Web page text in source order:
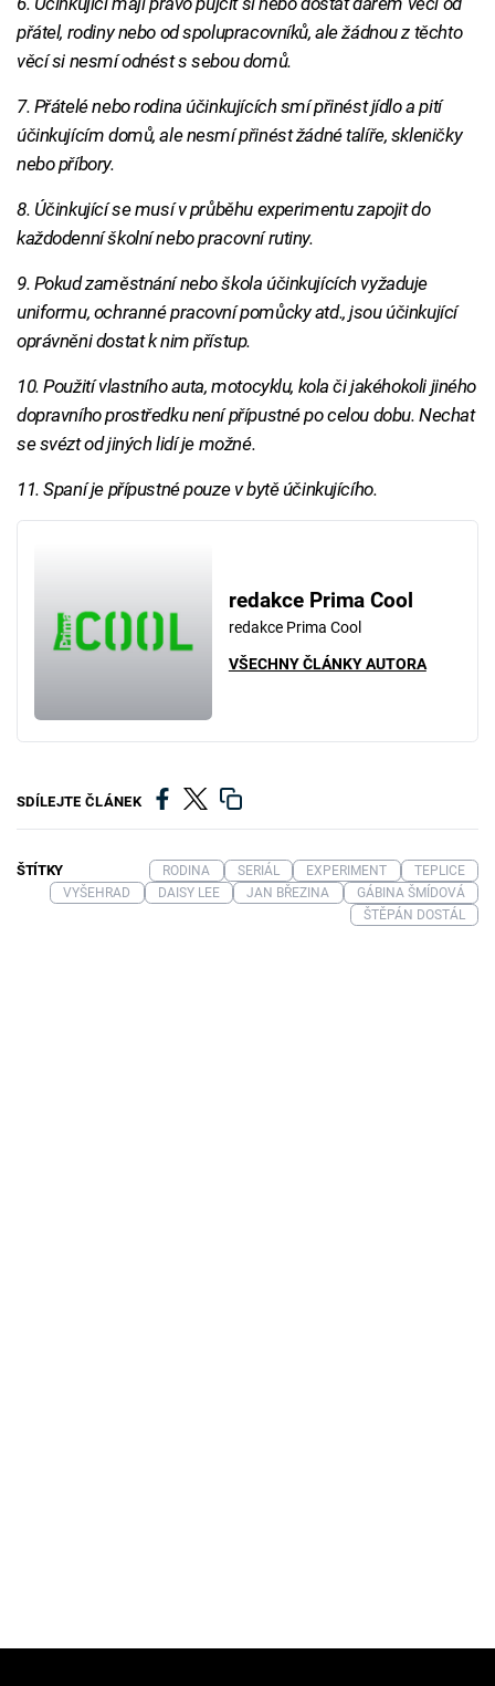
přátel, rodiny nebo od spolupracovníků, ale žádnou z těchto
věcí si nesmí odnést s sebou domů.
7. Přátelé nebo rodina účinkujících smí přinést jídlo a pití
účinkujícím domů, ale nesmí přinést žádné talíře, skleničky
nebo příbory.
8. Účinkující se musí v průběhu experimentu zapojit do
každodenní školní nebo pracovní rutiny.
9. Pokud zaměstnání nebo škola účinkujících vyžaduje
uniformu, ochranné pracovní pomůcky atd., jsou účinkující
oprávněni dostat k nim přístup.
10. Použití vlastního auta, motocyklu, kola či jakéhokoli jiného
dopravního prostředku není přípustné po celou dobu. Nechat
se svézt od jiných lidí je možné.
11. Spaní je přípustné pouze v bytě účinkujícího.
redakce Prima Cool
redakce Prima Cool
VŠECHNY ČLÁNKY AUTORA
SDÍLEJTE ČLÁNEK
ŠTÍTKY RODINA SERIÁL EXPERIMENT
TEPLICE
VYŠEHRAD
DAISY LEE JAN BŘEZINA
GÁBINA ŠMÍDOVÁ
ŠTĚPÁN DOSTÁL